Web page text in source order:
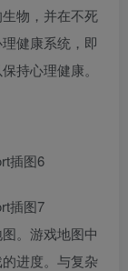
物，并在不死
健康系统，即
持心理健康。
。游戏地图中
进度。与复杂